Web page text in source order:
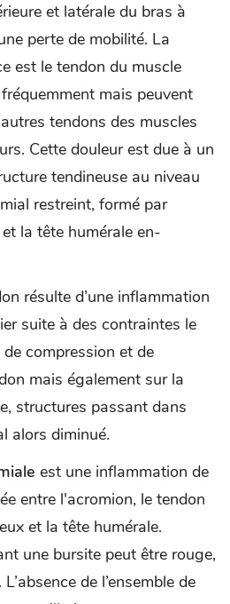
et latérale du bras à
perte de mobilité. La
est le tendon du muscle
mais peuvent
tendons des muscles
Cette douleur est due à un
tendineuse au niveau
restreint, formé par
la tête humérale en-
résulte d’une inflammation
suite à des contraintes le
compression et de
mais également sur la
structures passant dans
alors diminué.
est une inflammation de
entre l'acromion, le tendon
et la tête humérale.
une bursite peut être rouge,
de l’ensemble de